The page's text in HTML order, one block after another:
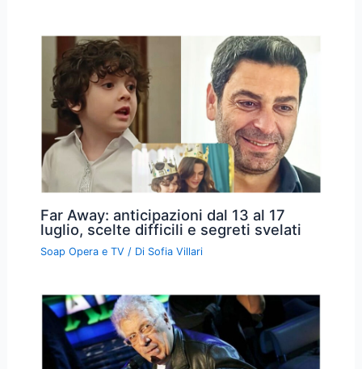
Far Away: anticipazioni dal 13 al 17
luglio, scelte difficili e segreti svelati
Soap Opera e TV / Di Sofia Villari